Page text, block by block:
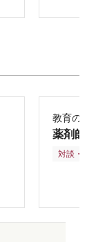
教育の再
薬剤師
対談・座